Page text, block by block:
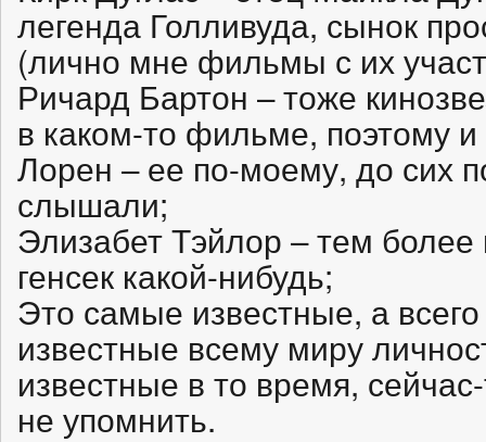
легенда Голливуда, сынок
(лично мне фильмы с их
Ричард Бартон – тоже
в каком-то фильме, поэтому
Лорен – ее по-моему, до сих
слышали;
Элизабет Тэйлор – тем
генсек какой-нибудь;
Это самые известные, а
известные всему миру
известные в то время,
не упомнить.